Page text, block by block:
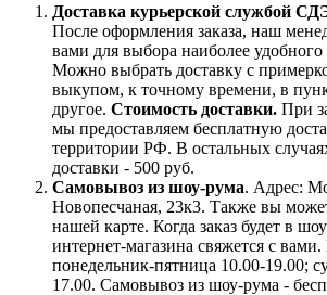
Доставка курьерской службой
После оформления заказа, наш
вами для выбора наиболее удобного
Можно выбрать доставку с
выкупом, к точному времени, в
другое. Стоимость доставки. При
мы предоставляем бесплатную
территории РФ. В остальных
доставки - 500 руб.
Самовывоз из шоу-рума. Адрес:
Новопесчаная, 23к3. Также вы
нашей карте. Когда заказ будет в
интернет-магазина свяжется с
понедельник-пятница 10.00-19.00;
17.00. Самовывоз из шоу-рума -